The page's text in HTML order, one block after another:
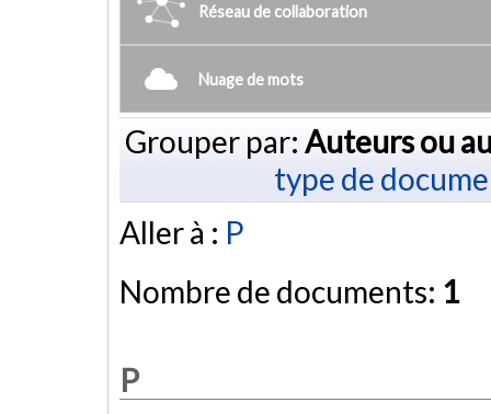
Réseau de collaboration
Nuage de mots
Grouper par: Auteurs ou
type de
Aller à : P
Nombre de documents: 1
P